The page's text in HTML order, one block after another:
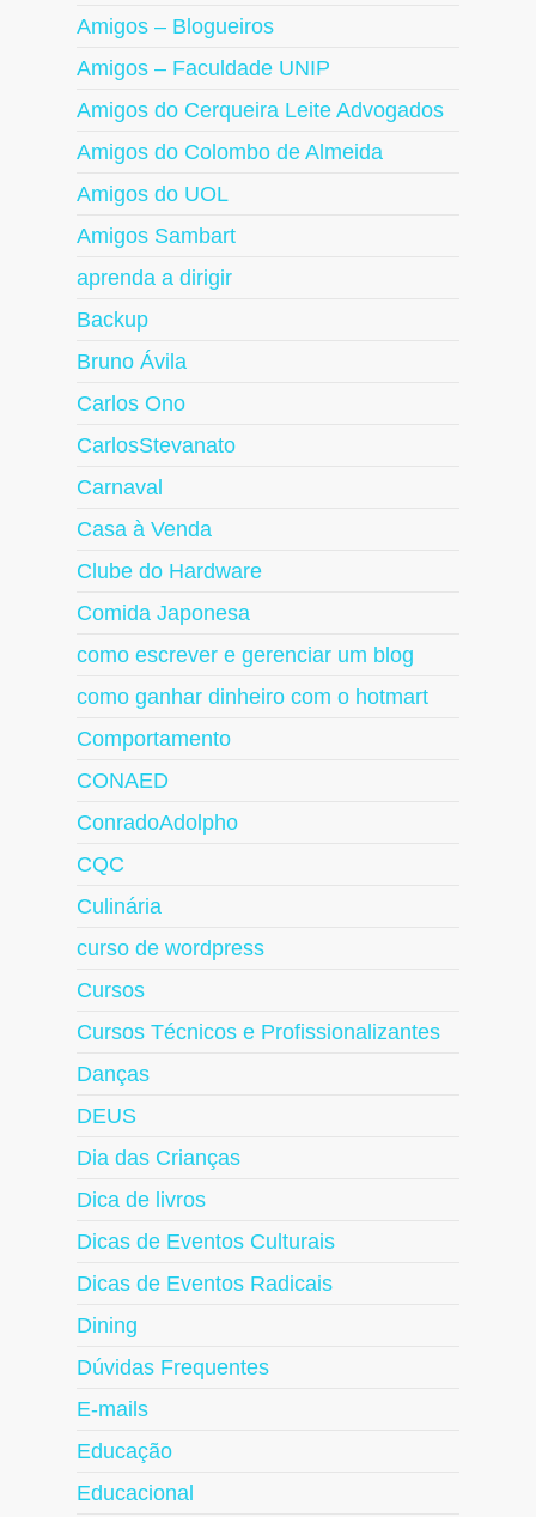
Amigos – Blogueiros
Amigos – Faculdade UNIP
Amigos do Cerqueira Leite Advogados
Amigos do Colombo de Almeida
Amigos do UOL
Amigos Sambart
aprenda a dirigir
Backup
Bruno Ávila
Carlos Ono
CarlosStevanato
Carnaval
Casa à Venda
Clube do Hardware
Comida Japonesa
como escrever e gerenciar um blog
como ganhar dinheiro com o hotmart
Comportamento
CONAED
ConradoAdolpho
CQC
Culinária
curso de wordpress
Cursos
Cursos Técnicos e Profissionalizantes
Danças
DEUS
Dia das Crianças
Dica de livros
Dicas de Eventos Culturais
Dicas de Eventos Radicais
Dining
Dúvidas Frequentes
E-mails
Educação
Educacional